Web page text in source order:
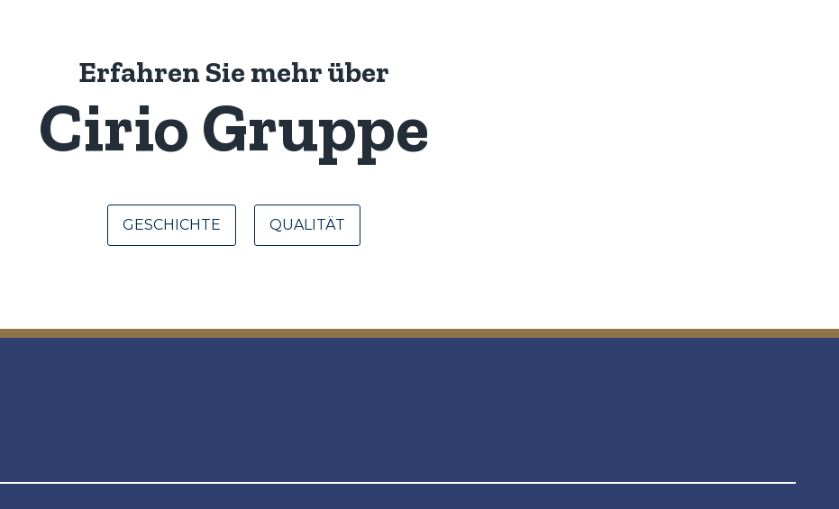
Erfahren Sie mehr über
Cirio Gruppe
GESCHICHTE QUALITÄT